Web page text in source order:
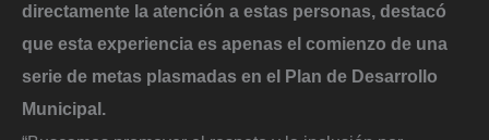
directamente la atención a estas personas, destacó
que esta experiencia es apenas el comienzo de una
serie de metas plasmadas en el Plan de Desarrollo
Municipal.